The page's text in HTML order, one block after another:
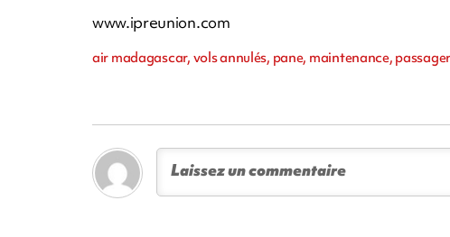
www.ipreunion.com
air madagascar, vols annulés, pane, maintenance,